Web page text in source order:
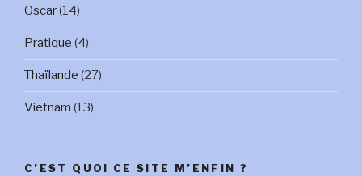
Oscar(14)
Pratique (4)
Thaïlande (27)
Vietnam (13)
C’EST QUOI CE SITE M’ENFIN ?